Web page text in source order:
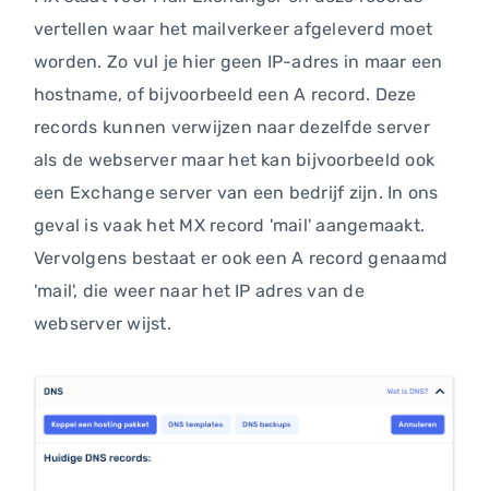
vertellen waar het mailverkeer afgeleverd moet
worden. Zo vul je hier geen IP-adres in maar een
hostname, of bijvoorbeeld een A record. Deze
records kunnen verwijzen naar dezelfde server
als de webserver maar het kan bijvoorbeeld ook
een Exchange server van een bedrijf zijn. In ons
geval is vaak het MX record 'mail' aangemaakt.
Vervolgens bestaat er ook een A record genaamd
'mail', die weer naar het IP adres van de
webserver wijst.